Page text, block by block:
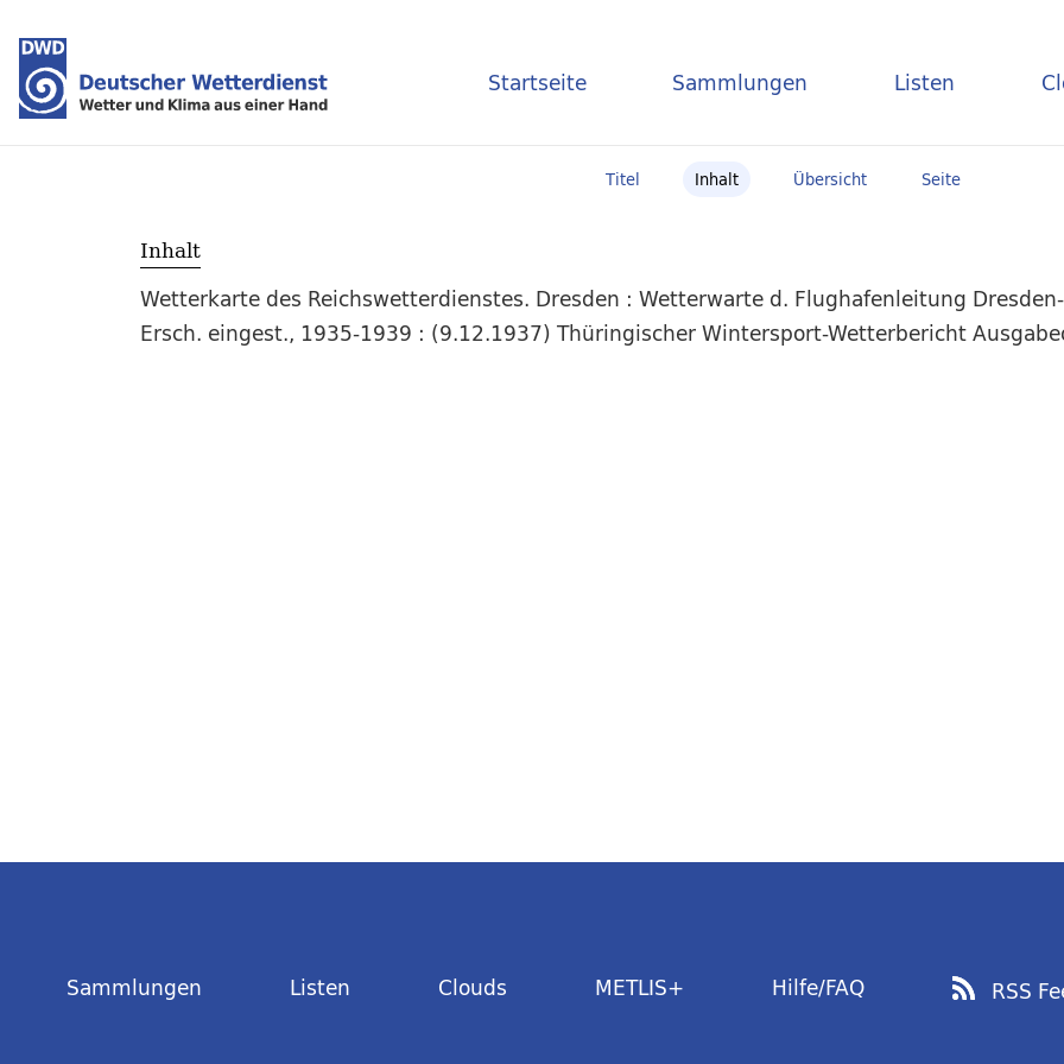
Startseite Sammlungen Listen
Titel Inhalt Übersicht Seite
Inhalt
Wetterkarte des Reichswetterdienstes. Dresden : Wetterwarte d. Flughafenleitung
Ersch. eingest., 1935-1939 : (9.12.1937) Thüringischer Wintersport-Wetterbericht
Sammlungen Listen Clouds METLIS+ Hilfe/FAQ RSS